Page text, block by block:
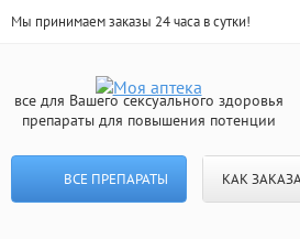
Мы принимаем заказы 24 часа в сутки!
все для Вашего сексуального здоровья
препараты для повышения потенции
ВСЕ ПРЕПАРАТЫ КАК